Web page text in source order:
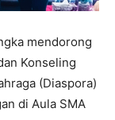
mendorong
Konseling
(Diaspora)
di Aula SMA